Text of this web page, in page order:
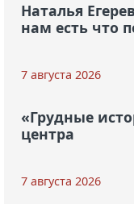
Наталья
нам есть что
7 августа 2026
«Грудные
центра
7 августа 2026